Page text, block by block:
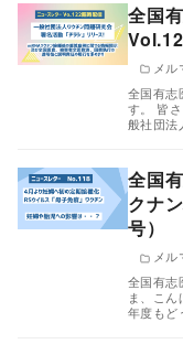
全国
メル
全国有志
す。 皆
般社団法
全国
クナ
号）
メル
全国有志
ま、こ
年度もど